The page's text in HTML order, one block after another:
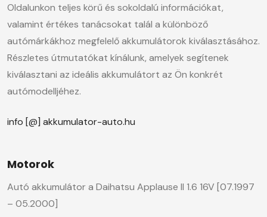
Oldalunkon teljes körű és sokoldalú információkat,
valamint értékes tanácsokat talál a különböző
autómárkákhoz megfelelő akkumulátorok kiválasztásához.
Részletes útmutatókat kínálunk, amelyek segítenek
kiválasztani az ideális akkumulátort az Ön konkrét
autómodelljéhez.
info [@] akkumulator-auto.hu
Motorok
Autó akkumulátor a Daihatsu Applause II 1.6 16V [07.1997
– 05.2000]